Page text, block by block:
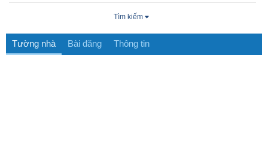
Tìm kiếm
Tường nhà Bài đăng Thông tin